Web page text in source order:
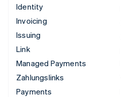
Identity
Invoicing
Issuing
Link
Managed Payments
Zahlungslinks
Payments